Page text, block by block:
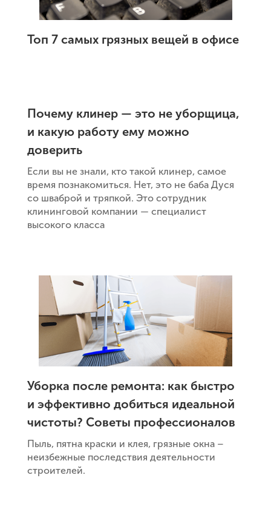
Топ 7 самых грязных вещей в офисе
Почему клинер — это не уборщица,
и какую работу ему можно
доверить
Если вы не знали, кто такой клинер, самое
время познакомиться. Нет, это не баба Дуся
со шваброй и тряпкой. Это сотрудник
клининговой компании — специалист
высокого класса
Уборка после ремонта: как быстро
и эффективно добиться идеальной
чистоты? Советы профессионалов
Пыль, пятна краски и клея, грязные окна –
неизбежные последствия деятельности
строителей.